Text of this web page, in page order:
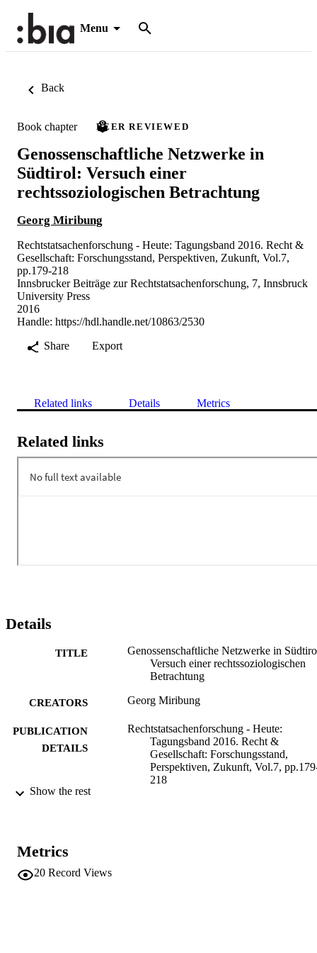
Menu
Back
Book chapter PEER REVIEWED
Genossenschaftliche Netzwerke in
Südtirol: Versuch einer
rechtssoziologischen Betrachtung
Georg Miribung
Rechtstatsachenforschung - Heute: Tagungsband 2016. Recht &
Gesellschaft: Forschungsstand, Perspektiven, Zukunft, Vol.7,
pp.179-218
Innsbrucker Beiträge zur Rechtstatsachenforschung, 7, Innsbruck
University Press
2016
Handle: https://hdl.handle.net/10863/2530
Share
Export
Related links Details Metrics
Related links
Details
TITLE
Genossenschaftliche Netzwerke in
Versuch einer rechtssoziologischen
Betrachtung
CREATORS Georg Miribung
PUBLICATION
DETAILS
Rechtstatsachenforschung - Heute:
Tagungsband 2016. Recht &
Gesellschaft: Forschungsstand,
Perspektiven, Zukunft, Vol.7,
218
ISBN
Show the rest
Metrics
20 Record Views